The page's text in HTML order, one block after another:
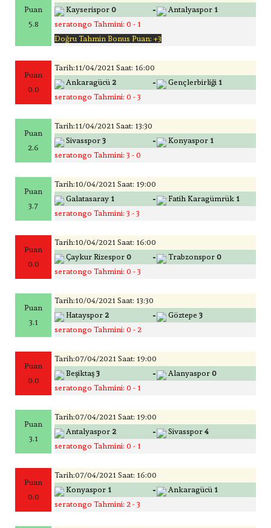
Puan
5.8
Kayserispor 0 - Antalyaspor 1
seratongo Tahmini: 0 - 1
Doğru Tahmin Bonus Puan: +3
Puan
0.0
Tarih:11/04/2021 Saat: 16:00
Ankaragücü 2 - Gençlerbirliği 1
seratongo Tahmini: 0 - 3
Puan
2.6
Tarih:11/04/2021 Saat: 13:30
Sivasspor 3 - Konyaspor 1
seratongo Tahmini: 3 - 0
Puan
3.7
Tarih:10/04/2021 Saat: 19:00
Galatasaray 1 - Fatih Karagümrük 1
seratongo Tahmini: 3 - 3
Puan
0.0
Tarih:10/04/2021 Saat: 16:00
Çaykur Rizespor 0 - Trabzonspor 0
seratongo Tahmini: 0 - 3
Puan
3.1
Tarih:10/04/2021 Saat: 13:30
Hatayspor 2 - Göztepe 3
seratongo Tahmini: 0 - 2
Puan
0.0
Tarih:07/04/2021 Saat: 19:00
Beşiktaş 3 - Alanyaspor 0
seratongo Tahmini: 0 - 1
Puan
3.1
Tarih:07/04/2021 Saat: 19:00
Antalyaspor 2 - Sivasspor 4
seratongo Tahmini: 0 - 1
Puan
0.0
Tarih:07/04/2021 Saat: 16:00
Konyaspor 1 - Ankaragücü 1
seratongo Tahmini: 2 - 3